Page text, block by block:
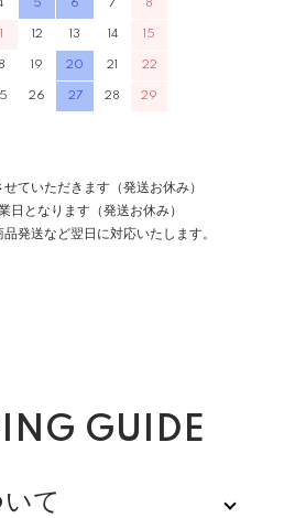
5 6 7 8
12 13 14 15
19 20 21 22
26 27 28 29
ていただきます（発送お休み）
日となります（発送お休み）
発送など翌日に対応いたします。
GUIDE
て